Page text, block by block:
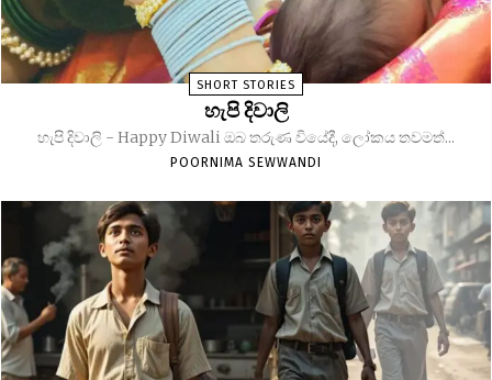
SHORT STORIES
හැපි දිවාලි
හැපි දිවාලි - Happy Diwali ඔබ තරුණ වියේදී, ලෝකය තවමත්...
POORNIMA SEWWANDI